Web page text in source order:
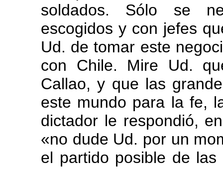
soldados. Sólo se
escogidos y con jefes
Ud. de tomar este
con Chile. Mire Ud.
Callao, y que las
este mundo para la fe,
dictador le respondió,
«no dude Ud. por un
el partido posible de